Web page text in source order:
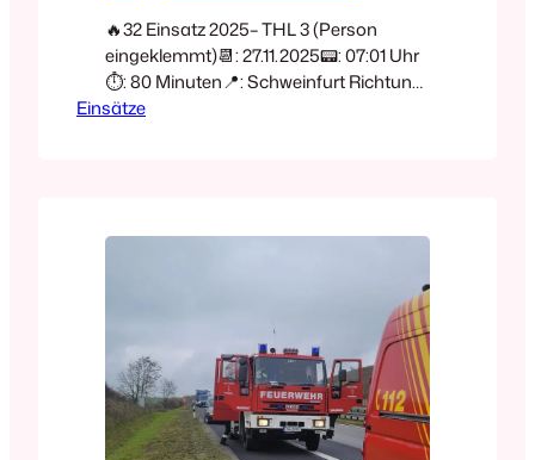
🔥32 Einsatz 2025– THL 3 (Person
eingeklemmt)📆: 27.11.2025📟: 07:01 Uhr
⏱️: 80 Minuten📍: Schweinfurt Richtung
Erfurt🚒: Poppenhausen 11/1 – MZF🚒:
Schweinfurt🚓: Polizei🚑:
Oerlenbach und Schweinfurt um 07:01
Uhr zu einem THL 3…
Einsätze